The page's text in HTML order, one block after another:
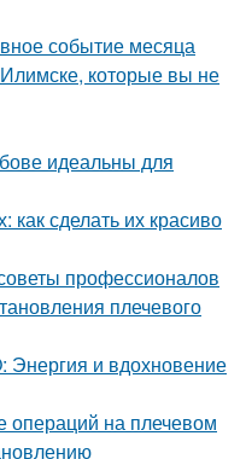
событие месяца
которые вы не
идеальны для
сделать их красиво
профессионалов
плечевого
Энергия и вдохновение
операций на плечевом